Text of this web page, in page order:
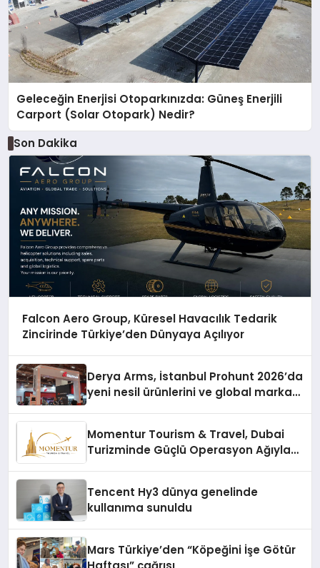
Geleceğin Enerjisi Otoparkınızda: Güneş Enerjili
Carport (Solar Otopark) Nedir?
Son Dakika
Falcon Aero Group, Küresel Havacılık Tedarik
Zincirinde Türkiye’den Dünyaya Açılıyor
Derya Arms, İstanbul Prohunt 2026’da
yeni nesil ürünlerini ve global marka
Momentur Tourism & Travel, Dubai
Turizminde Güçlü Operasyon Ağıyla
Tencent Hy3 dünya genelinde
kullanıma sunuldu
Mars Türkiye’den “Köpeğini İşe Götür